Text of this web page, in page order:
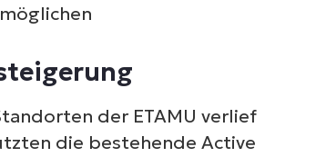
der ETAMU verlief
die bestehende Active